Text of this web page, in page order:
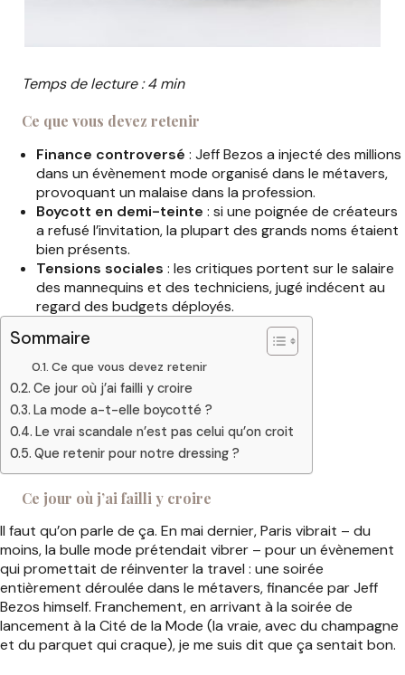
Temps de lecture : 4 min
Ce que vous devez retenir
Finance controversé : Jeff Bezos a injecté des millions
dans un évènement mode organisé dans le métavers,
provoquant un malaise dans la profession.
Boycott en demi-teinte : si une poignée de créateurs
a refusé l’invitation, la plupart des grands noms étaient
bien présents.
Tensions sociales : les critiques portent sur le salaire
des mannequins et des techniciens, jugé indécent au
regard des budgets déployés.
Sommaire
Ce que vous devez retenir
Ce jour où j’ai failli y croire
La mode a-t-elle boycotté ?
Le vrai scandale n’est pas celui qu’on croit
Que retenir pour notre dressing ?
Ce jour où j’ai failli y croire
Il faut qu’on parle de ça. En mai dernier, Paris vibrait – du
moins, la bulle mode prétendait vibrer – pour un évènement
qui promettait de réinventer la travel : une soirée
entièrement déroulée dans le métavers, financée par Jeff
Bezos himself. Franchement, en arrivant à la soirée de
lancement à la Cité de la Mode (la vraie, avec du champagne
et du parquet qui craque), je me suis dit que ça sentait bon.